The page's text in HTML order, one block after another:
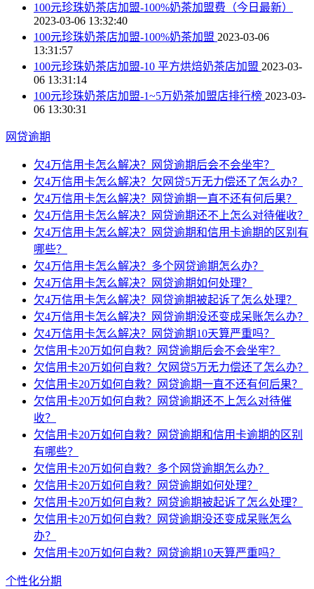
100元珍珠奶茶店加盟-100%奶茶加盟费（今日最新）
2023-03-06 13:32:40
100元珍珠奶茶店加盟-100%奶茶加盟 2023-03-06
13:31:57
100元珍珠奶茶店加盟-10 平方烘焙奶茶店加盟 2023-03-
06 13:31:14
100元珍珠奶茶店加盟-1~5万奶茶加盟店排行榜 2023-03-
06 13:30:31
网贷逾期
欠4万信用卡怎么解决？网贷逾期后会不会坐牢？
欠4万信用卡怎么解决？欠网贷5万无力偿还了怎么办？
欠4万信用卡怎么解决？网贷逾期一直不还有何后果？
欠4万信用卡怎么解决？网贷逾期还不上怎么对待催收？
欠4万信用卡怎么解决？网贷逾期和信用卡逾期的区别有
哪些？
欠4万信用卡怎么解决？多个网贷逾期怎么办？
欠4万信用卡怎么解决？网贷逾期如何处理？
欠4万信用卡怎么解决？网贷逾期被起诉了怎么处理？
欠4万信用卡怎么解决？网贷逾期没还变成呆账怎么办？
欠4万信用卡怎么解决？网贷逾期10天算严重吗？
欠信用卡20万如何自救？网贷逾期后会不会坐牢？
欠信用卡20万如何自救？欠网贷5万无力偿还了怎么办？
欠信用卡20万如何自救？网贷逾期一直不还有何后果？
欠信用卡20万如何自救？网贷逾期还不上怎么对待催
收？
欠信用卡20万如何自救？网贷逾期和信用卡逾期的区别
有哪些？
欠信用卡20万如何自救？多个网贷逾期怎么办？
欠信用卡20万如何自救？网贷逾期如何处理？
欠信用卡20万如何自救？网贷逾期被起诉了怎么处理？
欠信用卡20万如何自救？网贷逾期没还变成呆账怎么
办？
欠信用卡20万如何自救？网贷逾期10天算严重吗？
个性化分期